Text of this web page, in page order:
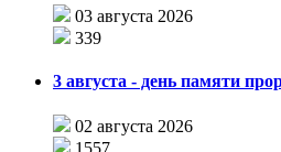
03 августа 2026
339
3 августа - день памяти
02 августа 2026
1557